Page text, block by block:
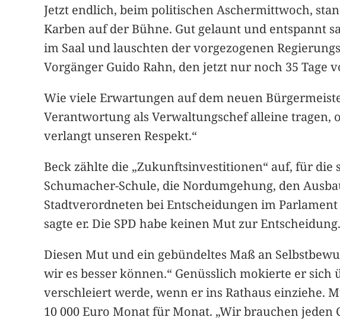
Jetzt endlich, beim politischen Aschermittwoch,
Karben auf der Bühne. Gut gelaunt und entspannt
im Saal und lauschten der vorgezogenen
Vorgänger Guido Rahn, den jetzt nur noch 35
Wie viele Erwartungen auf dem neuen
Verantwortung als Verwaltungschef alleine tragen,
verlangt unseren Respekt.“
Beck zählte die „Zukunftsinvestitionen“ auf, für
Schumacher-Schule, die Nordumgehung, den
Stadtverordneten bei Entscheidungen im
sagte er. Die SPD habe keinen Mut zur Entscheidung.
Diesen Mut und ein gebündeltes Maß an
wir es besser können.“ Genüsslich mokierte er
verschleiert werde, wenn er ins Rathaus einziehe.
10 000 Euro Monat für Monat. „Wir brauchen